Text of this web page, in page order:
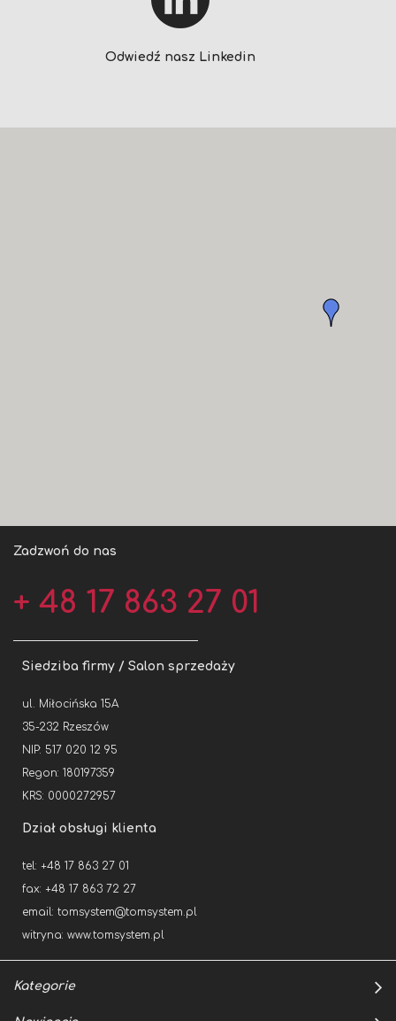
Odwiedź nasz Linkedin
Zadzwoń do nas
+ 48 17 863 27 01
Siedziba firmy / Salon sprzedaży
ul. Miłocińska 15A
35-232 Rzeszów
NIP: 517 020 12 95
Regon: 180197359
KRS: 0000272957
Dział obsługi klienta
tel: +48 17 863 27 01
fax: +48 17 863 72 27
email: tomsystem@tomsystem.pl
witryna: www.tomsystem.pl
Kategorie